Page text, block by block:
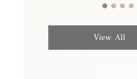
View All